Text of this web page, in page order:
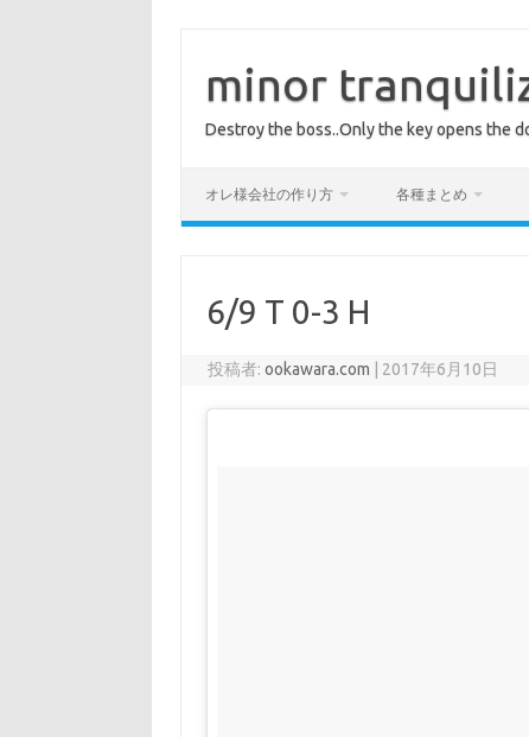
minor
Destroy the boss..Only the key opens the
オレ様会社の作り方 各種まとめ
6/9 T 0-3 H
投稿者:ookawara.com 2017年6月10日